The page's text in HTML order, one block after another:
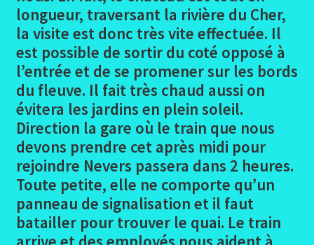
Gien – St Cyr en Val
Photos Gien – St Cyr en Val
St Cyr en Val – Mer
Photos St Cyr en Val – Mer
Mer – Chambord – Amboise
Photos Mer – Chambord – Amboise
longueur, traversant la rivière du Cher,
la visite est donc très vite effectuée. Il
est possible de sortir du coté opposé à
l’entrée et de se promener sur les bords
du fleuve. Il fait très chaud aussi on
évitera les jardins en plein soleil.
Direction la gare où le train que nous
devons prendre cet après midi pour
rejoindre Nevers passera dans 2 heures.
Toute petite, elle ne comporte qu’un
panneau de signalisation et il faut
batailler pour trouver le quai. Le train
arrive et des employés nous aident à